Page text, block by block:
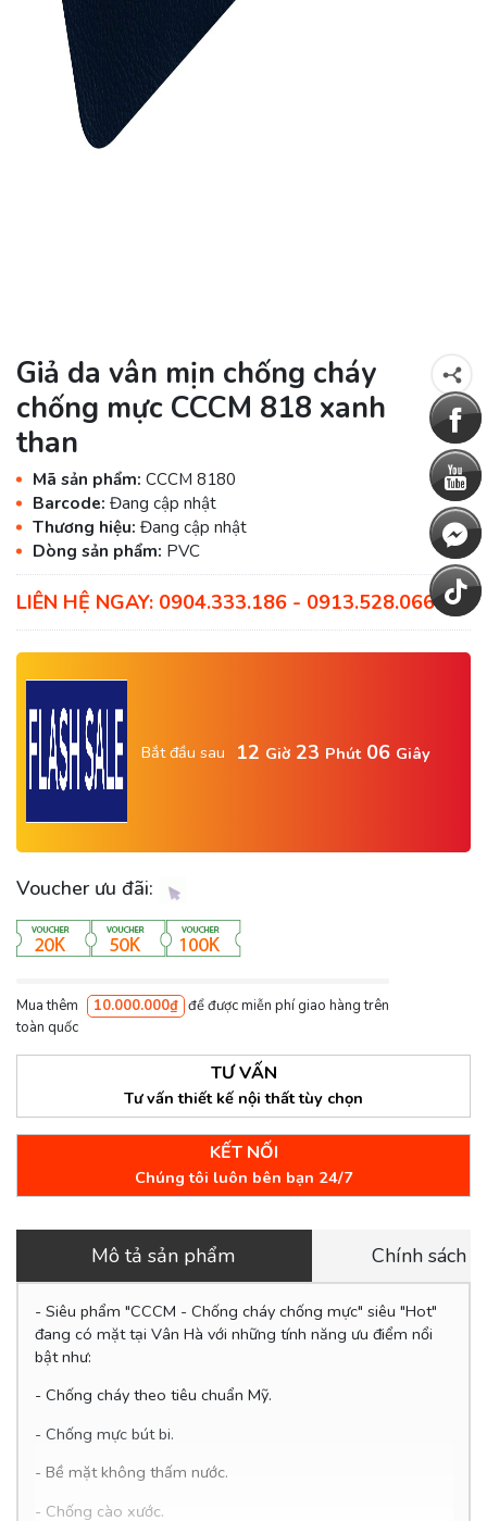
Giả da vân mịn chống cháy
chống mực CCCM 818 xanh
than
Mã sản phẩm: CCCM 8180
Barcode: Đang cập nhật
Thương hiệu: Đang cập nhật
Dòng sản phẩm: PVC
LIÊN HỆ NGAY: 0904.333.186 - 0913.528.066
Bắt đầu sau 12 Giờ 23 Phút 05 Giây
Voucher ưu đãi:
Mua thêm 10.000.000₫ để được miễn phí giao hàng trên
toàn quốc
TƯ VẤN
Tư vấn thiết kế nội thất tùy chọn
KẾT NỐI
Chúng tôi luôn bên bạn 24/7
Mô tả sản phẩm Chính sách
- Siêu phẩm "CCCM - Chống cháy chống mực" siêu "Hot"
đang có mặt tại Vân Hà với những tính năng ưu điểm nổi
bật như:
- Chống cháy theo tiêu chuẩn Mỹ.
- Chống mực bút bi.
- Bề mặt không thấm nước.
- Chống cào xước.